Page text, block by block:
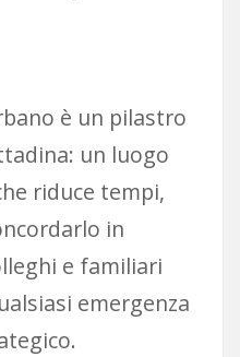
è un pilastro
un luogo
riduce tempi,
in
e familiari
emergenza